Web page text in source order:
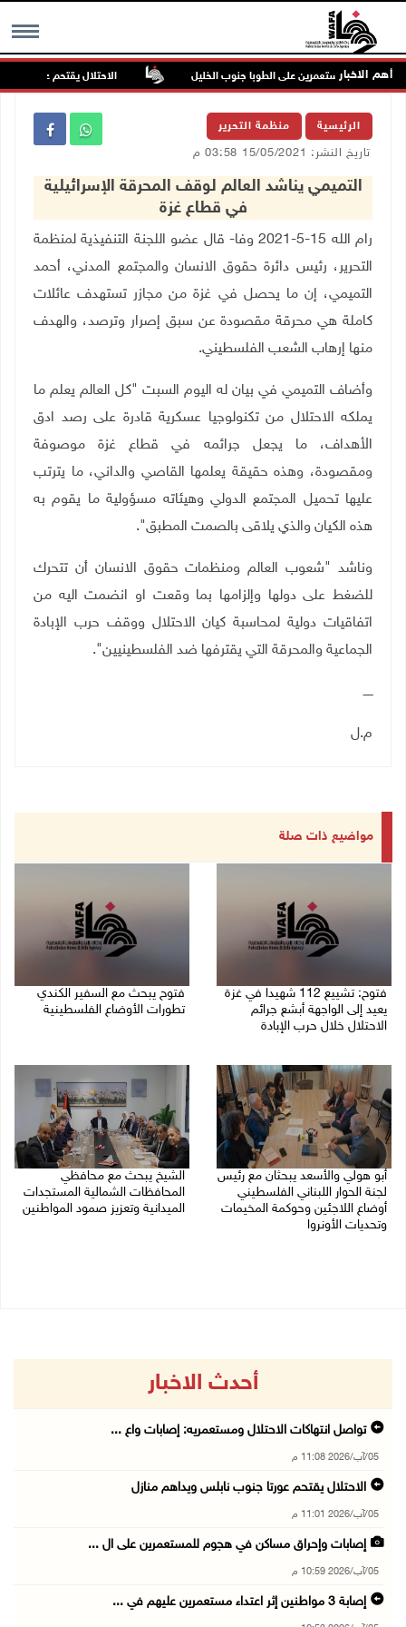
MENU أهم الاخبار
هجوم للمستعمرين على الطوبا جنوب الخليل الاحتلال يقتحم عورتا جنوب
الرئيسية منظمة التحرير
تاريخ النشر: 15/05/2021 03:58 م
التميمي يناشد العالم لوقف المحرقة الإسرائيلية
في قطاع غزة
رام الله 15-5-2021 وفا- قال عضو اللجنة التنفيذية لمنظمة
التحرير، رئيس دائرة حقوق الانسان والمجتمع المدني، أحمد
التميمي، إن ما يحصل في غزة من مجازر تستهدف عائلات
كاملة هي محرقة مقصودة عن سبق إصرار وترصد، والهدف
منها إرهاب الشعب الفلسطيني.
وأضاف التميمي في بيان له اليوم السبت "كل العالم يعلم ما
يملكه الاحتلال من تكنولوجيا عسكرية قادرة على رصد ادق
الأهداف، ما يجعل جرائمه في قطاع غزة موصوفة
ومقصودة، وهذه حقيقة يعلمها القاصي والداني، ما يترتب
عليها تحميل المجتمع الدولي وهيئاته مسؤولية ما يقوم به
هذه الكيان والذي يلاقى بالصمت المطبق".
وناشد "شعوب العالم ومنظمات حقوق الانسان أن تتحرك
للضغط على دولها وإلزامها بما وقعت او انضمت اليه من
اتفاقيات دولية لمحاسبة كيان الاحتلال ووقف حرب الإبادة
الجماعية والمحرقة التي يقترفها ضد الفلسطينيين".
ـــــ
م.ل
مواضيع ذات صلة
فتوح: تشييع 112 شهيدا في غزة
يعيد إلى الواجهة أبشع جرائم
الاحتلال خلال حرب الإبادة
فتوح يبحث مع السفير الكندي
تطورات الأوضاع الفلسطينية
أبو هولي والأسعد يبحثان مع رئيس
لجنة الحوار اللبناني الفلسطيني
أوضاع اللاجئين وحوكمة المخيمات
وتحديات الأونروا
الشيخ يبحث مع محافظي
المحافظات الشمالية المستجدات
الميدانية وتعزيز صمود المواطنين
أحدث الاخبار
تواصل انتهاكات الاحتلال ومستعمريه: إصابات واع ...
05/آب/2026 11:08 م
الاحتلال يقتحم عورتا جنوب نابلس ويداهم منازل
05/آب/2026 11:01 م
إصابات وإحراق مساكن في هجوم للمستعمرين على ال ...
05/آب/2026 10:59 م
إصابة 3 مواطنين إثر اعتداء مستعمرين عليهم في ...